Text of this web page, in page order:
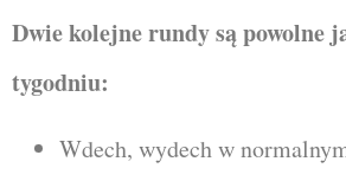
Dwie kolejne rundy są powolne
tygodniu:
Wdech, wydech w